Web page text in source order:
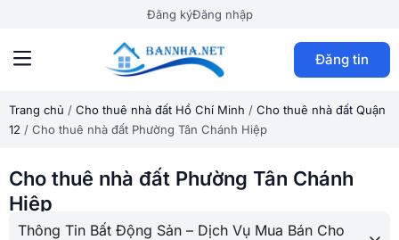
Đăng kýĐăng nhập
Đăng tin
Trang chủ / Cho thuê nhà đất Hồ Chí Minh / Cho thuê nhà đất Quận
12 / Cho thuê nhà đất Phường Tân Chánh Hiệp
Cho thuê nhà đất Phường Tân Chánh
Hiệp
Thông Tin Bất Động Sản – Dịch Vụ Mua Bán Cho